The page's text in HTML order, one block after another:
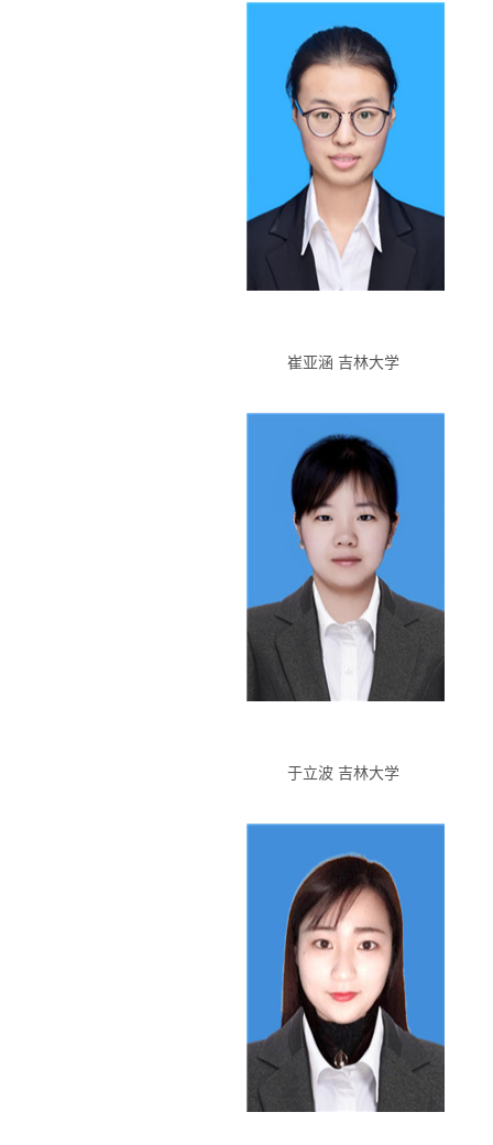
崔亚涵 吉林大学
于立波 吉林大学